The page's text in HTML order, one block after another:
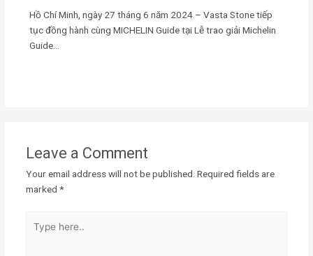
Hồ Chí Minh, ngày 27 tháng 6 năm 2024 – Vasta Stone tiếp
tục đồng hành cùng MICHELIN Guide tại Lễ trao giải Michelin
Guide…
Leave a Comment
Your email address will not be published. Required fields are
marked *
here..